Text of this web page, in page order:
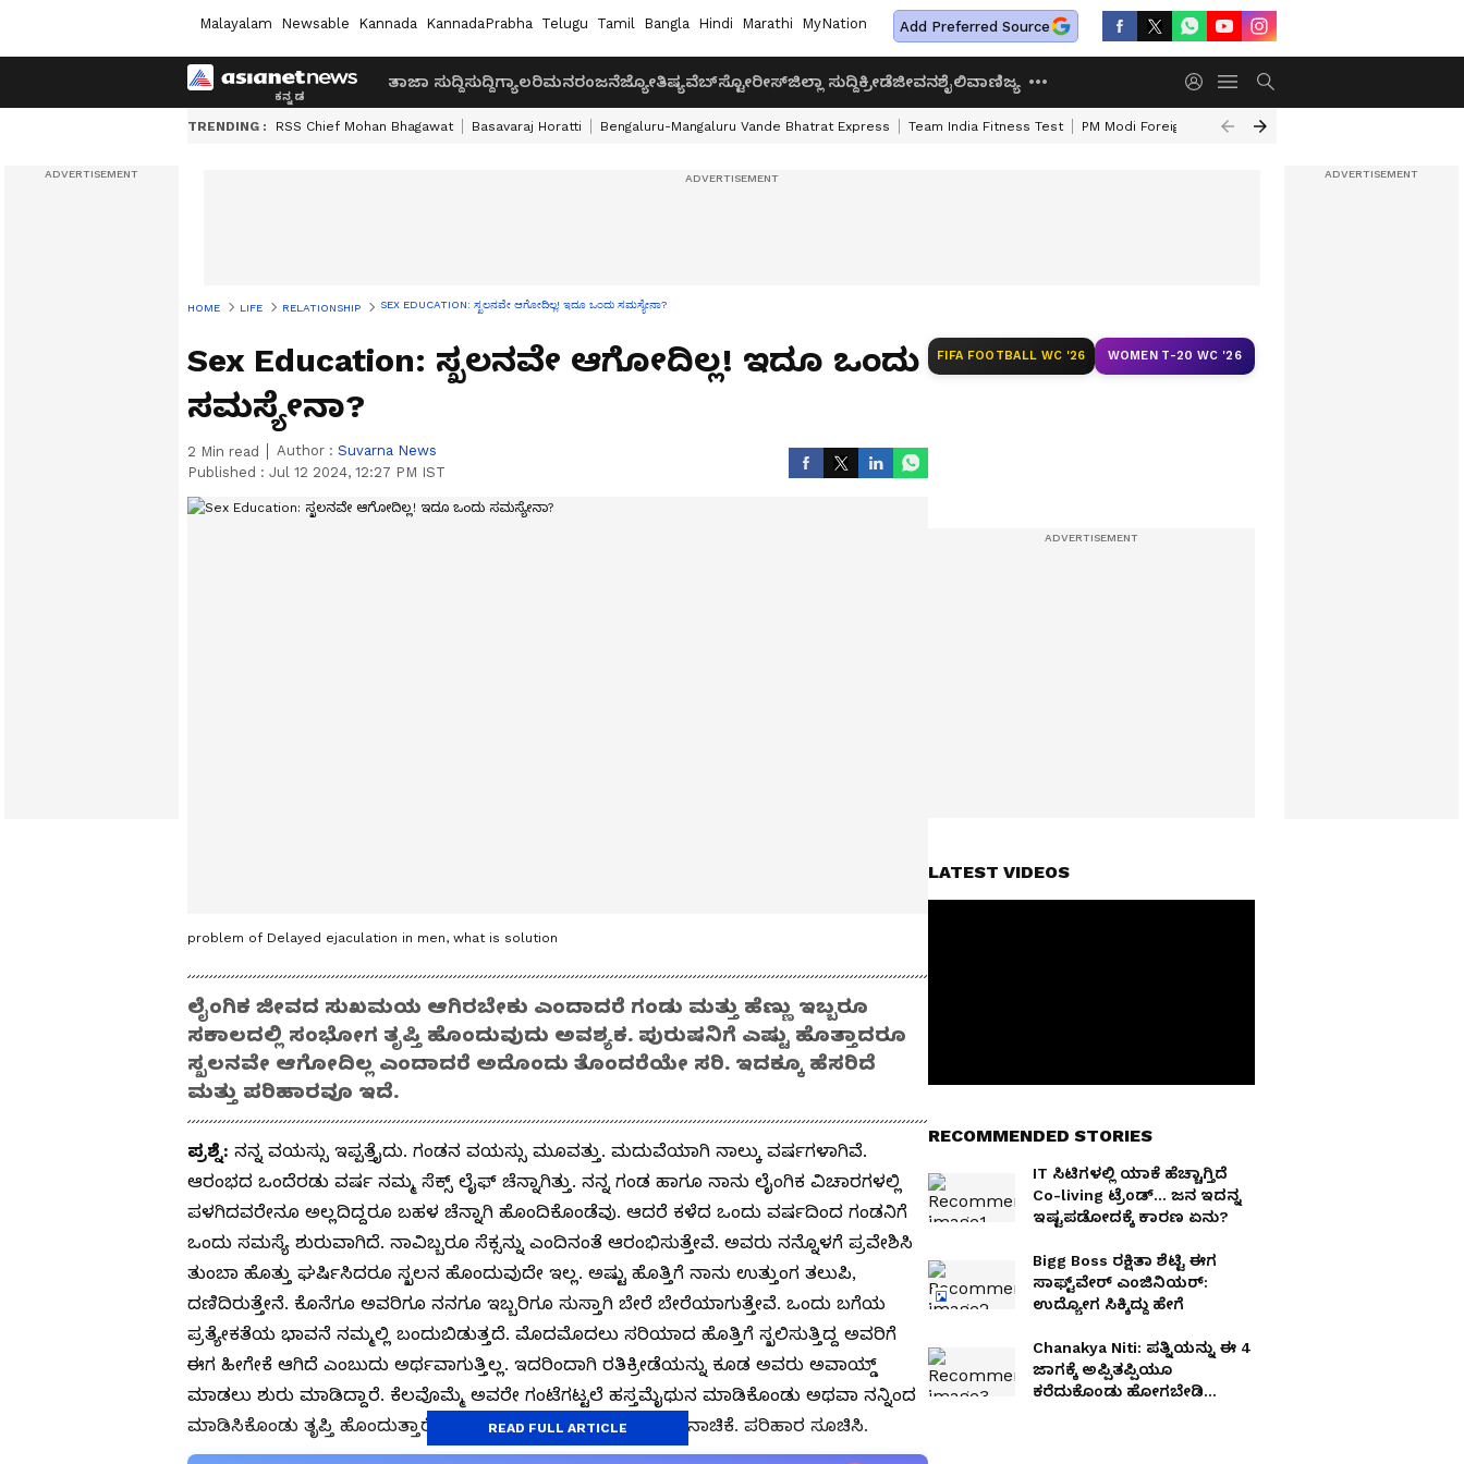
Malayalam Newsable Kannada KannadaPrabha Telugu Tamil Bangla Hindi Marathi MyNation Add Preferred Source
ತಾಜಾ ಸುದ್ದಿಸುದ್ದಿಗ್ಯಾಲರಿಮನರಂಜನೆಜ್ಯೋತಿಷ್ಯವೆಬ್‌ಸ್ಟೋರೀಸ್ಜಿಲ್ಲಾ ಸುದ್ದಿಕ್ರೀಡೆಜೀವನಶೈಲಿವಾಣಿಜ್ಯ
TRENDING : RSS Chief Mohan Bhagawat Basavaraj Horatti Bengaluru-Mangaluru Vande Bhatrat Express Team India Fitness Test PM Modi Foreign Travel Expenditure
HOME LIFE RELATIONSHIP SEX EDUCATION: ಸ್ಖಲನವೇ ಆಗೋದಿಲ್ಲ! ಇದೂ ಒಂದು ಸಮಸ್ಯೇನಾ?
Sex Education: ಸ್ಖಲನವೇ ಆಗೋದಿಲ್ಲ! ಇದೂ ಒಂದು
ಸಮಸ್ಯೇನಾ?
2 Min read Author : Suvarna News
Published : Jul 12 2024, 12:27 PM IST
problem of Delayed ejaculation in men, what is solution
ಲೈಂಗಿಕ ಜೀವದ ಸುಖಮಯ ಆಗಿರಬೇಕು ಎಂದಾದರೆ ಗಂಡು ಮತ್ತು ಹೆಣ್ಣು ಇಬ್ಬರೂ
ಸಕಾಲದಲ್ಲಿ ಸಂಭೋಗ ತೃಪ್ತಿ ಹೊಂದುವುದು ಅವಶ್ಯಕ. ಪುರುಷನಿಗೆ ಎಷ್ಟು ಹೊತ್ತಾದರೂ
ಸ್ಖಲನವೇ ಆಗೋದಿಲ್ಲ ಎಂದಾದರೆ ಅದೊಂದು ತೊಂದರೆಯೇ ಸರಿ. ಇದಕ್ಕೂ ಹೆಸರಿದೆ
ಮತ್ತು ಪರಿಹಾರವೂ ಇದೆ.
ಪ್ರಶ್ನೆ: ನನ್ನ ವಯಸ್ಸು ಇಪ್ಪತ್ತೈದು. ಗಂಡನ ವಯಸ್ಸು ಮೂವತ್ತು. ಮದುವೆಯಾಗಿ ನಾಲ್ಕು ವರ್ಷಗಳಾಗಿವೆ.
ಆರಂಭದ ಒಂದೆರಡು ವರ್ಷ ನಮ್ಮ ಸೆಕ್ಸ್ ಲೈಫ್ ಚೆನ್ನಾಗಿತ್ತು. ನನ್ನ ಗಂಡ ಹಾಗೂ ನಾನು ಲೈಂಗಿಕ ವಿಚಾರಗಳಲ್ಲಿ
ಪಳಗಿದವರೇನೂ ಅಲ್ಲದಿದ್ದರೂ ಬಹಳ ಚೆನ್ನಾಗಿ ಹೊಂದಿಕೊಂಡೆವು. ಆದರೆ ಕಳೆದ ಒಂದು ವರ್ಷದಿಂದ ಗಂಡನಿಗೆ
ಒಂದು ಸಮಸ್ಯೆ ಶುರುವಾಗಿದೆ. ನಾವಿಬ್ಬರೂ ಸೆಕ್ಸನ್ನು ಎಂದಿನಂತೆ ಆರಂಭಿಸುತ್ತೇವೆ. ಅವರು ನನ್ನೊಳಗೆ ಪ್ರವೇಶಿಸಿ
ತುಂಬಾ ಹೊತ್ತು ಘರ್ಷಿಸಿದರೂ ಸ್ಖಲನ ಹೊಂದುವುದೇ ಇಲ್ಲ. ಅಷ್ಟು ಹೊತ್ತಿಗೆ ನಾನು ಉತ್ತುಂಗ ತಲುಪಿ,
ದಣಿದಿರುತ್ತೇನೆ. ಕೊನೆಗೂ ಅವರಿಗೂ ನನಗೂ ಇಬ್ಬರಿಗೂ ಸುಸ್ತಾಗಿ ಬೇರೆ ಬೇರೆಯಾಗುತ್ತೇವೆ. ಒಂದು ಬಗೆಯ
ಪ್ರತ್ಯೇಕತೆಯ ಭಾವನೆ ನಮ್ಮಲ್ಲಿ ಬಂದುಬಿಡುತ್ತದೆ. ಮೊದಮೊದಲು ಸರಿಯಾದ ಹೊತ್ತಿಗೆ ಸ್ಖಲಿಸುತ್ತಿದ್ದ ಅವರಿಗೆ
ಈಗ ಹೀಗೇಕೆ ಆಗಿದೆ ಎಂಬುದು ಅರ್ಥವಾಗುತ್ತಿಲ್ಲ. ಇದರಿಂದಾಗಿ ರತಿಕ್ರೀಡೆಯನ್ನು ಕೂಡ ಅವರು ಅವಾಯ್ಡ್
ಮಾಡಲು ಶುರು ಮಾಡಿದ್ದಾರೆ. ಕೆಲವೊಮ್ಮೆ ಅವರೇ ಗಂಟೆಗಟ್ಟಲೆ ಹಸ್ತಮೈಥುನ ಮಾಡಿಕೊಂಡು ಅಥವಾ ನನ್ನಿಂದ
ಮಾಡಿಸಿಕೊಂಡು ತೃಪ್ತಿ ಹೊಂದುತ್ತಾರೆ. ಲೈಂಗಿಕ ತಜ್ಞರಲ್ಲಿ ಹೋಗಲು ಅವರಿಗೆ ನಾಚಿಕೆ. ಪರಿಹಾರ ಸೂಚಿಸಿ.
READ FULL ARTICLE
FIFA FOOTBALL WC '26 WOMEN T-20 WC '26
LATEST VIDEOS
RECOMMENDED STORIES
IT ಸಿಟಿಗಳಲ್ಲಿ ಯಾಕೆ ಹೆಚ್ಚಾಗ್ತಿದೆ
Co-living ಟ್ರೆಂಡ್… ಜನ ಇದನ್ನ
ಇಷ್ಟಪಡೋದಕ್ಕೆ ಕಾರಣ ಏನು?
Bigg Boss ರಕ್ಷಿತಾ ಶೆಟ್ಟಿ ಈಗ
ಸಾಫ್ಟ್​ವೇರ್​ ಎಂಜಿನಿಯರ್​:
ಉದ್ಯೋಗ ಸಿಕ್ಕಿದ್ದು ಹೇಗೆ
Chanakya Niti: ಪತ್ನಿಯನ್ನು ಈ 4
ಜಾಗಕ್ಕೆ ಅಪ್ಪಿತಪ್ಪಿಯೂ
ಕರೆದುಕೊಂಡು ಹೋಗಬೇಡಿ